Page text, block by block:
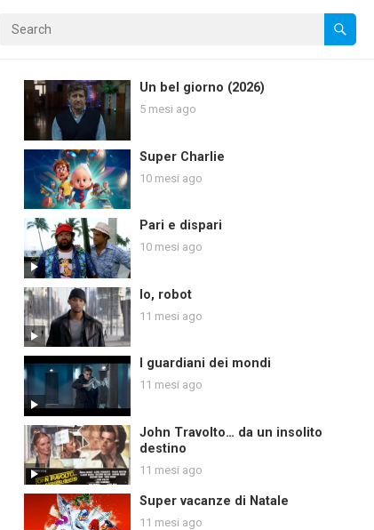
Un bel giorno (2026)
5 mesi ago
Super Charlie
10 mesi ago
Pari e dispari
10 mesi ago
Io, robot
11 mesi ago
I guardiani dei mondi
11 mesi ago
John Travolto… da un insolito
destino
11 mesi ago
Super vacanze di Natale
11 mesi ago